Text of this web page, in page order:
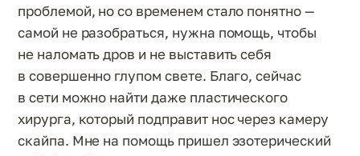
проблемой, но со временем стало понятно —
самой не разобраться, нужна помощь, чтобы
не наломать дров и не выставить себя
в совершенно глупом свете. Благо, сейчас
в сети можно найти даже пластического
хирурга, который подправит нос через камеру
скайпа. Мне на помощь пришел эзотерический